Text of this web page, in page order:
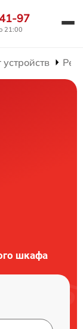
97
21:00
устройств
шкафа